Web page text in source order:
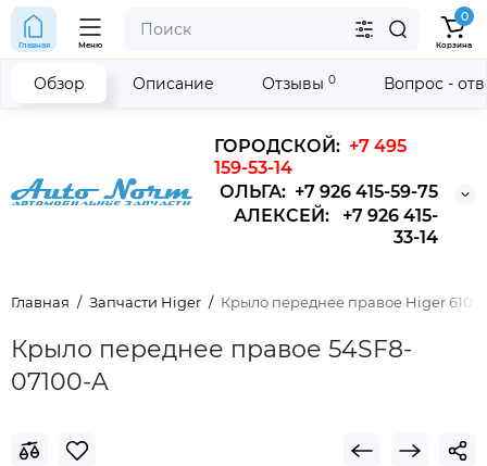
ГОРОДСКОЙ: +7 495
159-53-14
ОЛЬГА: +7 926 415-59-75
АЛЕКСЕЙ: +7 926 415-
33-14
Главная Меню
0
Корзина
Главная Запчасти Higer Крыло переднее правое Higer 6109
Крыло переднее правое 54SF8-
07100-A
Обзор Описание Отзывы 0 Вопрос -